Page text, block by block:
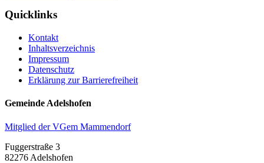
Quicklinks
Kontakt
Inhaltsverzeichnis
Impressum
Datenschutz
Erklärung zur Barrierefreiheit
Gemeinde Adelshofen
Mitglied der VGem Mammendorf
Fuggerstraße 3
82276 Adelshofen